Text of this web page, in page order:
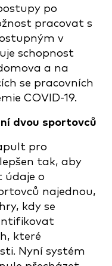
po
pracovat s
v
schopnost
a na
se pracovních
COVID-19.
dvou sportovců
pro
tak, aby
údaje o
najednou,
kdy se
které
Nyní systém